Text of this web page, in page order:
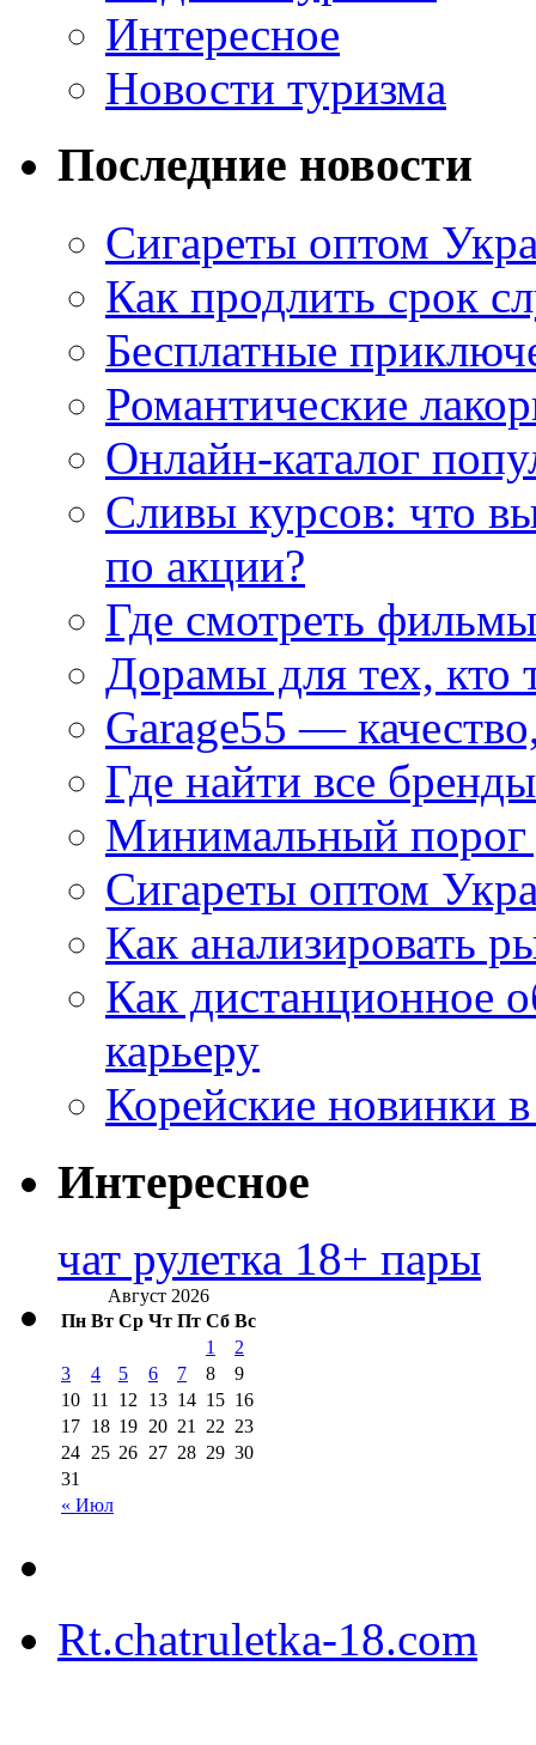
Интересное
Новости туризма
Последние новости
Сигареты оптом
Как продлить срок
Бесплатные
Романтические
Онлайн-каталог
Сливы курсов: что
по акции?
Где смотреть
Дорамы для тех, кто
Garage55 —
Где найти все
Минимальный порог
Сигареты оптом
Как анализировать
Как дистанционное
карьеру
Корейские новинки
Интересное
чат рулетка 18+ пары
Август 2026
Пн Вт Ср Чт Пт Сб Вс
« Июл
1
2
3
4 5 6 7 8
9
10 11 12 13 14 15 16
17 18 19 20 21 22 23
24 25 26 27 28 29 30
31
Rt.chatruletka-18.com